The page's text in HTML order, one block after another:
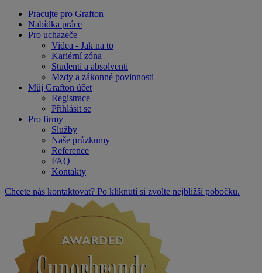
Pracujte pro Grafton
Nabídka práce
Pro uchazeče
Videa - Jak na to
Kariérní zóna
Studenti a absolventi
Mzdy a zákonné povinnosti
Můj Grafton účet
Registrace
Přihlásit se
Pro firmy
Služby
Naše průzkumy
Reference
FAQ
Kontakty
Chcete nás kontaktovat? Po kliknutí si zvolte nejbližší pobočku.